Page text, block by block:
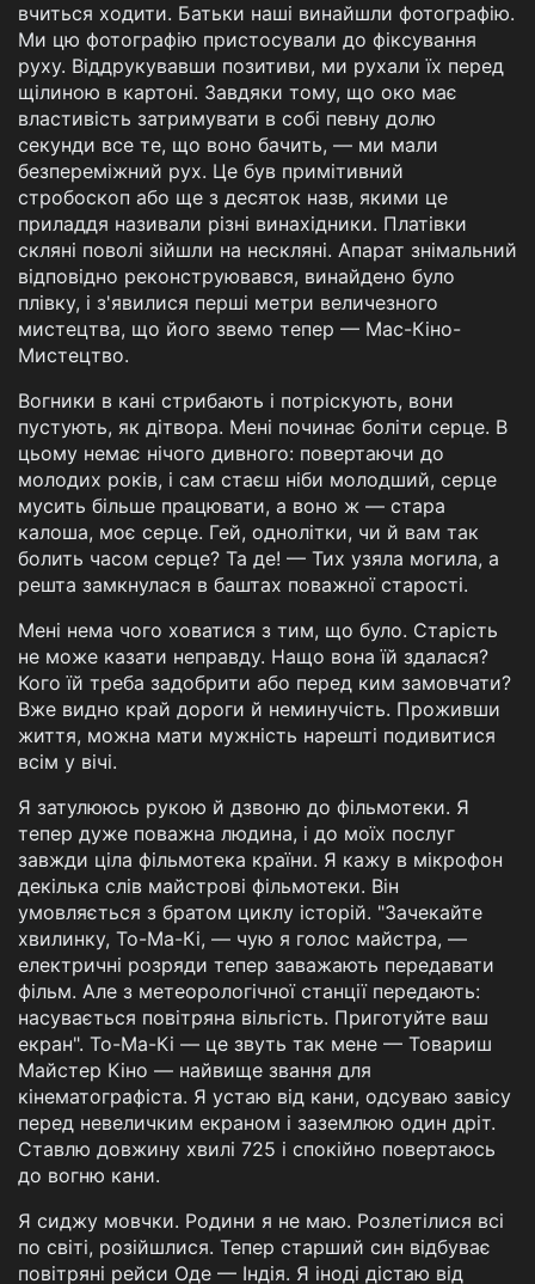
вчиться ходити. Батьки наші винайшли фотографію.
Ми цю фотографію пристосували до фіксування
руху. Віддрукувавши позитиви, ми рухали їх перед
щілиною в картоні. Завдяки тому, що око має
властивість затримувати в собі певну долю
секунди все те, що воно бачить, — ми мали
безпереміжний рух. Це був примітивний
стробоскоп або ще з десяток назв, якими це
приладдя називали різні винахідники. Платівки
скляні поволі зійшли на нескляні. Апарат знімальний
відповідно реконструювався, винайдено було
плівку, і з'явилися перші метри величезного
мистецтва, що його звемо тепер — Мас-Кіно-
Мистецтво.
Вогники в кані стрибають і потріскують, вони
пустують, як дітвора. Мені починає боліти серце. В
цьому немає нічого дивного: повертаючи до
молодих років, і сам стаєш ніби молодший, серце
мусить більше працювати, а воно ж — стара
калоша, моє серце. Гей, однолітки, чи й вам так
болить часом серце? Та де! — Тих узяла могила, а
решта замкнулася в баштах поважної старості.
Мені нема чого ховатися з тим, що було. Старість
не може казати неправду. Нащо вона їй здалася?
Кого їй треба задобрити або перед ким замовчати?
Вже видно край дороги й неминучість. Проживши
життя, можна мати мужність нарешті подивитися
всім у вічі.
Я затулююсь рукою й дзвоню до фільмотеки. Я
тепер дуже поважна людина, і до моїх послуг
завжди ціла фільмотека країни. Я кажу в мікрофон
декілька слів майстрові фільмотеки. Він
умовляється з братом циклу історій. "Зачекайте
хвилинку, То-Ма-Кі, — чую я голос майстра, —
електричні розряди тепер заважають передавати
фільм. Але з метеорологічної станції передають:
насувається повітряна вільгість. Приготуйте ваш
екран". То-Ма-Кі — це звуть так мене — Товариш
Майстер Кіно — найвище звання для
кінематографіста. Я устаю від кани, одсуваю завісу
перед невеличким екраном і заземлюю один дріт.
Ставлю довжину хвилі 725 і спокійно повертаюсь
до вогню кани.
Я сиджу мовчки. Родини я не маю. Розлетілися всі
по світі, розійшлися. Тепер старший син відбуває
повітряні рейси Оде — Індія. Я іноді дістаю від